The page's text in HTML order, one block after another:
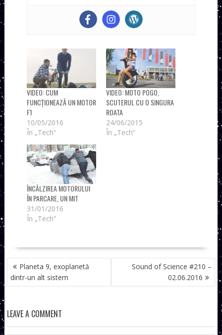
VIDEO: CUM
FUNCȚIONEAZĂ UN MOTOR
F1
10/05/2016
În „Tech”
VIDEO: MOTO POGO,
SCUTERUL CU O SINGURA
ROATA
24/06/2015
În „Tech”
ÎNCĂLZIREA MOTORULUI
ÎN PARCARE, UN MIT
31/01/2016
În „Tech”
NAVIGARE
ÎN
ARTICOLE
Planeta 9, exoplanetă
dintr-un alt sistem
Sound of Science #210 –
02.06.2016
LEAVE A COMMENT